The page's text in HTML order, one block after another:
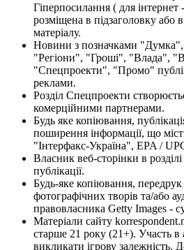
Гіперпосилання ( для
розміщена в підзаголовку або
матеріалу.
Новини з позначками
"Регіони", "Гроші", "Влада",
"Спецпроекти", "Промо"
реклами.
Розділ Спецпроекти
комерційними партнерами.
Будь яке копіювання,
поширення інформації, що
"Інтерфакс-Україна", EPA /
Власник веб-сторінки в
публікації.
Будь-яке копіювання, передрук
фотографічних творів та/або
правовласника Getty Images -
Матеріали сайту
старше 21 року (21+). Участь в
викликати ігрову залежність.